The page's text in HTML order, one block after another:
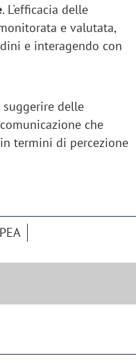
. L'efficacia delle
e valutata,
e interagendo con
delle
che
termini di percezione